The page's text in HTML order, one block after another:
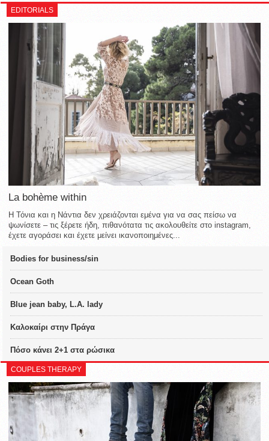
EDITORIALS
La bohème within
Η Τόνια και η Νάντια δεν χρειάζονται εμένα για να σας πείσω να
ψωνίσετε – τις ξέρετε ήδη, πιθανότατα τις ακολουθείτε στο instagram,
έχετε αγοράσει και έχετε μείνει ικανοποιημένες...
Bodies for business/sin
Ocean Goth
Blue jean baby, L.A. lady
Καλοκαίρι στην Πράγα
Πόσο κάνει 2+1 στα ρώσικα
COUPLES THERAPY